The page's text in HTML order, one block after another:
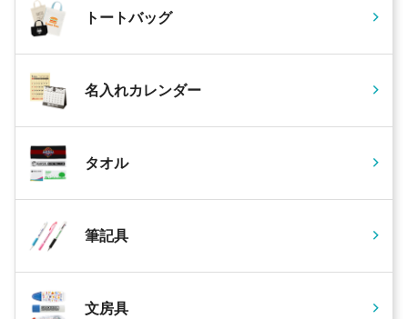
トートバッグ
名入れカレンダー
タオル
筆記具
文房具